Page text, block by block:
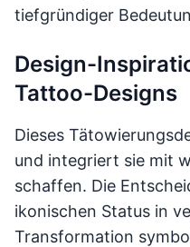
tiefgründiger
Design-
Tattoo-Designs
Dieses
und integriert sie mit
schaffen. Die
ikonischen Status in
Transformation